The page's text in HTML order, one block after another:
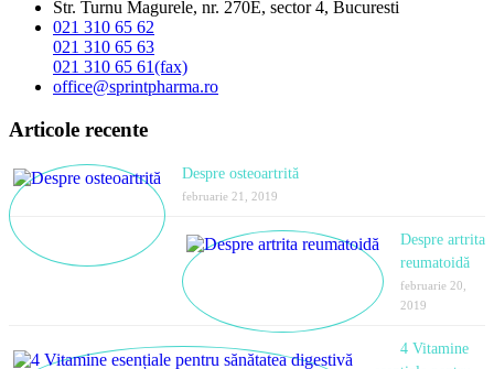
Str. Turnu Magurele, nr. 270E, sector 4, Bucuresti
021 310 65 62
021 310 65 63
021 310 65 61(fax)
office@sprintpharma.ro
Articole recente
Despre osteoartrită
februarie 21, 2019
Despre artrita
reumatoidă
februarie 20,
2019
4 Vitamine